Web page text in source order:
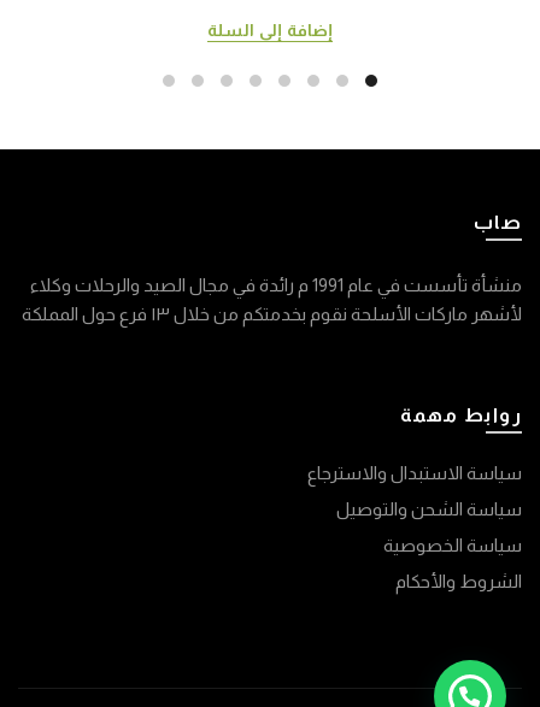
إضافة إلى السلة
صاب
منشأة تأسست في عام 1991 م رائدة في مجال الصيد والرحلات وكلاء
لأشهر ماركات الأسلحة نقوم بخدمتكم من خلال ١٣ فرع حول المملكة
روابط مهمة
سياسة الاستبدال والاسترجاع
سياسة الشحن والتوصيل
سياسة الخصوصية
الشروط والأحكام